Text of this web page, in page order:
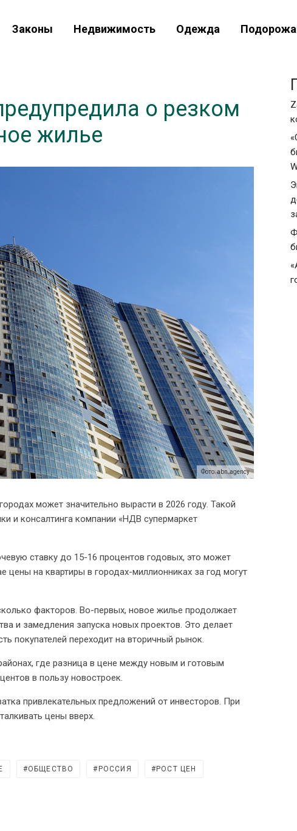
Законы Недвижимость Одежда
о резком
жилье
Фото: abn.agency
может значительно вырасти в 2026 году. Такой
и консалтинга компании «НДВ супермаркет
ставку до 15-16 процентов годовых, это может
цены на квартиры в городах-миллионниках за год могут
факторов. Во-первых, новое жилье продолжает
и замедления запуска новых проектов. Это делает
покупателей переходит на вторичный рынок.
где разница в цене между новым и готовым
в пользу новостроек.
привлекательных предложений от инвесторов. При
цены вверх.
ОБЩЕСТВО РОССИЯ РОСТ ЦЕН